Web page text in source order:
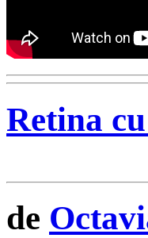
Retina
de